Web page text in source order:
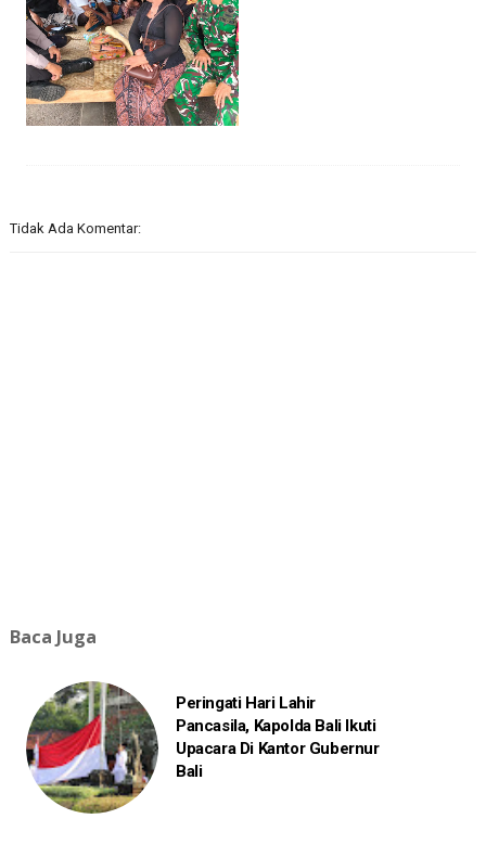
Tidak Ada Komentar:
Baca Juga
Peringati Hari Lahir
Pancasila, Kapolda Bali Ikuti
Upacara Di Kantor Gubernur
Bali